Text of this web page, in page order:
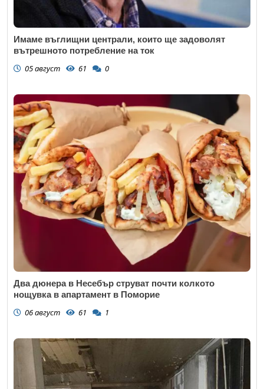
Имаме въглищни централи, които ще задоволят
вътрешното потребление на ток
05 август 61 0
Два дюнера в Несебър струват почти колкото
нощувка в апартамент в Поморие
06 август 61 1